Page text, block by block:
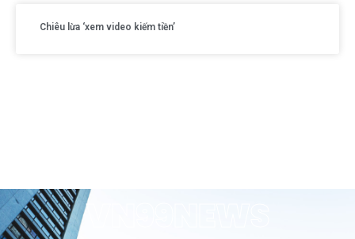
Chiêu lừa ‘xem video kiếm tiền’
VN99NEWS